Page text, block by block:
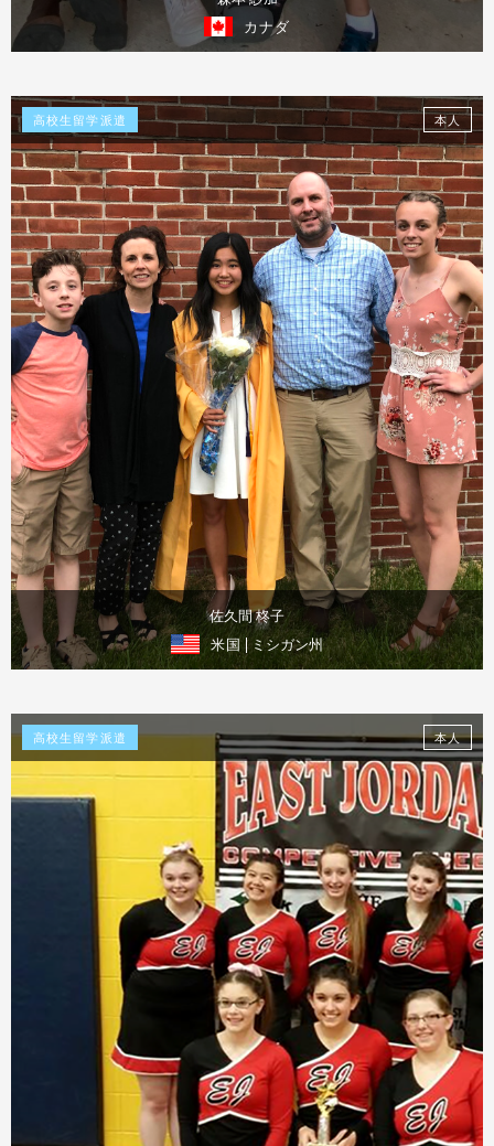
カナダ
高校生留学派遣 本人
佐久間 柊子
米国| ミシガン州
高校生留学派遣 本人